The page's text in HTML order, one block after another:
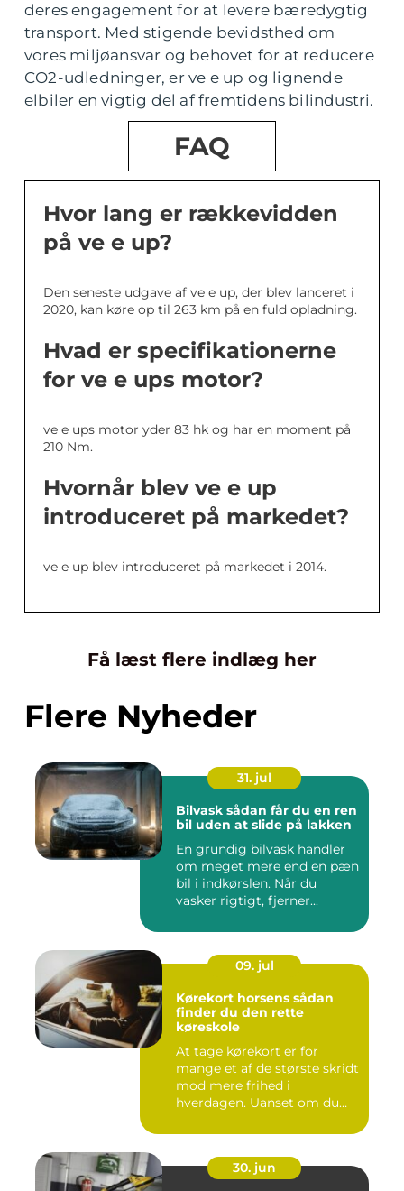
deres engagement for at levere bæredygtig
transport. Med stigende bevidsthed om
vores miljøansvar og behovet for at reducere
CO2-udledninger, er ve e up og lignende
elbiler en vigtig del af fremtidens bilindustri.
FAQ
Hvor lang er rækkevidden
på ve e up?
Den seneste udgave af ve e up, der blev lanceret i
2020, kan køre op til 263 km på en fuld opladning.
Hvad er specifikationerne
for ve e ups motor?
ve e ups motor yder 83 hk og har en moment på
210 Nm.
Hvornår blev ve e up
introduceret på markedet?
ve e up blev introduceret på markedet i 2014.
Få læst flere indlæg her
Flere Nyheder
31. jul
Bilvask sådan får du en ren
bil uden at slide på lakken
En grundig bilvask handler
om meget mere end en pæn
bil i indkørslen. Når du
vasker rigtigt, fjerner...
09. jul
Kørekort horsens sådan
finder du den rette
køreskole
At tage kørekort er for
mange et af de største skridt
mod mere frihed i
hverdagen. Uanset om du
30. jun